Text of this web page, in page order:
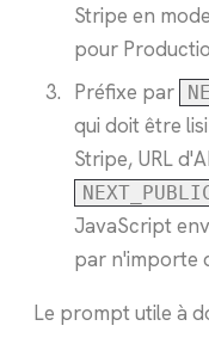
Stripe en
pour
Préfixe par
qui doit être
Stripe, URL
JavaScript
par n'importe
Le prompt utile à